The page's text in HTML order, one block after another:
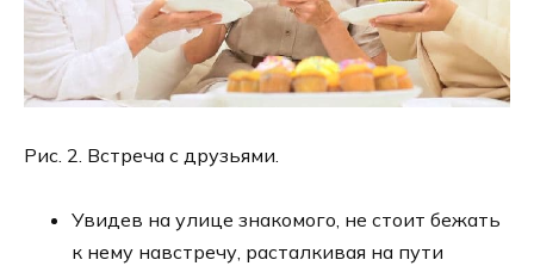
Рис. 2. Встреча с друзьями.
Увидев на улице знакомого, не стоит бежать
к нему навстречу, расталкивая на пути